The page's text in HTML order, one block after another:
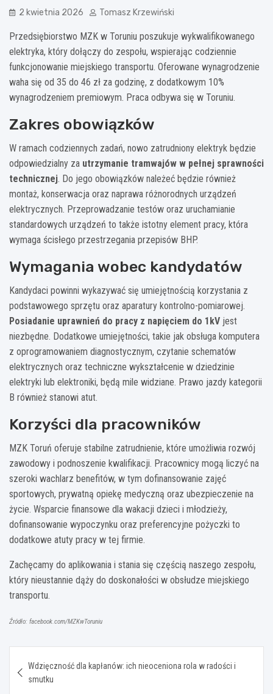
2 kwietnia 2026 Tomasz Krzewiński
Przedsiębiorstwo MZK w Toruniu poszukuje wykwalifikowanego
elektryka, który dołączy do zespołu, wspierając codziennie
funkcjonowanie miejskiego transportu. Oferowane wynagrodzenie
waha się od 35 do 46 zł za godzinę, z dodatkowym 10%
wynagrodzeniem premiowym. Praca odbywa się w Toruniu.
Zakres obowiązków
W ramach codziennych zadań, nowo zatrudniony elektryk będzie
odpowiedzialny za utrzymanie tramwajów w pełnej sprawności
technicznej. Do jego obowiązków należeć będzie również
montaż, konserwacja oraz naprawa różnorodnych urządzeń
elektrycznych. Przeprowadzanie testów oraz uruchamianie
standardowych urządzeń to także istotny element pracy, która
wymaga ścisłego przestrzegania przepisów BHP.
Wymagania wobec kandydatów
Kandydaci powinni wykazywać się umiejętnością korzystania z
podstawowego sprzętu oraz aparatury kontrolno-pomiarowej.
Posiadanie uprawnień do pracy z napięciem do 1kV jest
niezbędne. Dodatkowe umiejętności, takie jak obsługa komputera
z oprogramowaniem diagnostycznym, czytanie schematów
elektrycznych oraz techniczne wykształcenie w dziedzinie
elektryki lub elektroniki, będą mile widziane. Prawo jazdy kategorii
B również stanowi atut.
Korzyści dla pracowników
MZK Toruń oferuje stabilne zatrudnienie, które umożliwia rozwój
zawodowy i podnoszenie kwalifikacji. Pracownicy mogą liczyć na
szeroki wachlarz benefitów, w tym dofinansowanie zajęć
sportowych, prywatną opiekę medyczną oraz ubezpieczenie na
życie. Wsparcie finansowe dla wakacji dzieci i młodzieży,
dofinansowanie wypoczynku oraz preferencyjne pożyczki to
dodatkowe atuty pracy w tej firmie.
Zachęcamy do aplikowania i stania się częścią naszego zespołu,
który nieustannie dąży do doskonałości w obsłudze miejskiego
transportu.
Źródło: facebook.com/MZKwToruniu
wpisu
Wdzięczność dla kapłanów: ich nieoceniona rola w radości i
smutku